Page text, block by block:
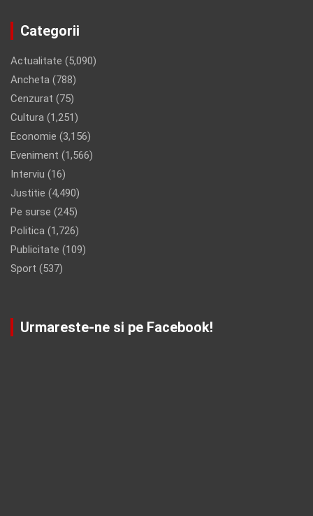
Categorii
Actualitate (5,090)
Ancheta (788)
Cenzurat (75)
Cultura (1,251)
Economie (3,156)
Eveniment (1,566)
Interviu (16)
Justitie (4,490)
Pe surse (245)
Politica (1,726)
Publicitate (109)
Sport (537)
Urmareste-ne si pe Facebook!